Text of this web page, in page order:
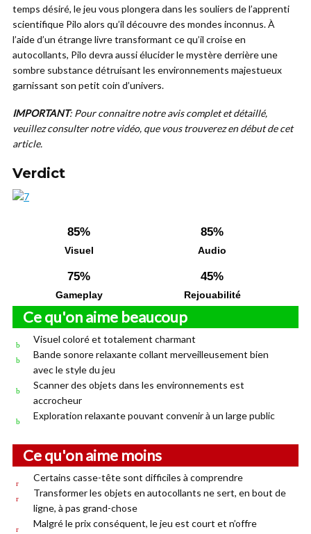
temps désiré, le jeu vous plongera dans les souliers de l’apprenti
scientifique Pilo alors qu’il découvre des mondes inconnus. À
l’aide d’un étrange livre transformant ce qu’il croise en
autocollants, Pilo devra aussi élucider le mystère derrière une
sombre substance détruisant les environnements majestueux
garnissant son petit coin d’univers.
IMPORTANT: Pour connaitre notre avis complet et détaillé,
veuillez consulter notre vidéo, que vous trouverez en début de cet
article.
Verdict
85%
Visuel
85%
Audio
75%
Gameplay
45%
Rejouabilité
Ce qu'on aime beaucoup
Visuel coloré et totalement charmant
Bande sonore relaxante collant merveilleusement bien
avec le style du jeu
Scanner des objets dans les environnements est
accrocheur
Exploration relaxante pouvant convenir à un large public
Ce qu'on aime moins
Certains casse-tête sont difficiles à comprendre
Transformer les objets en autocollants ne sert, en bout de
ligne, à pas grand-chose
Malgré le prix conséquent, le jeu est court et n’offre